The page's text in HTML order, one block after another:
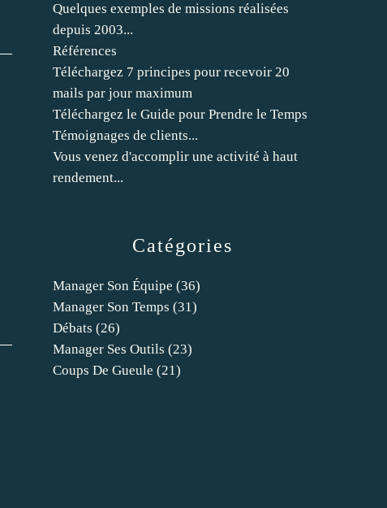
Catégories
Manager Son Équipe (36)
Manager Son Temps (31)
Débats (26)
Manager Ses Outils (23)
Coups De Gueule (21)
Quelques exemples de missions réalisées
depuis 2003...
Références
Téléchargez 7 principes pour recevoir 20
mails par jour maximum
Téléchargez le Guide pour Prendre le Temps
Témoignages de clients...
Vous venez d'accomplir une activité à haut
rendement...